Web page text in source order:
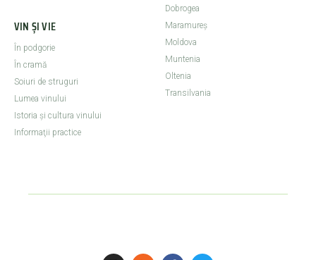
VIN ȘI VIE
În podgorie
În cramă
Soiuri de struguri
Lumea vinului
Istoria şi cultura vinului
Informaţii practice
Dobrogea
Maramureş
Moldova
Muntenia
Oltenia
Transilvania